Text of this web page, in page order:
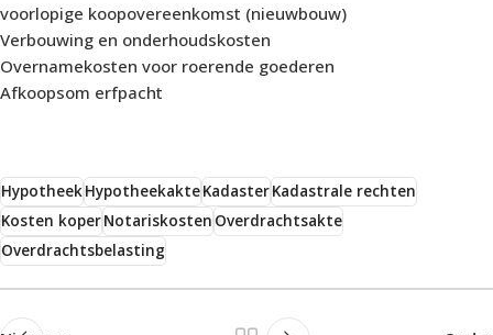
voorlopige koopovereenkomst (nieuwbouw)
Verbouwing en onderhoudskosten
Overnamekosten voor roerende goederen
Afkoopsom erfpacht
HypotheekHypotheekakteKadasterKadastrale rechten
Kosten koperNotariskostenOverdrachtsakte
Overdrachtsbelasting